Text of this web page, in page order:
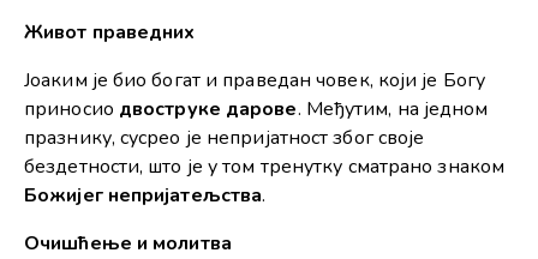
Живот праведних
Јоаким је био богат и праведан човек, који је Богу
приносио двоструке дарове. Међутим, на једном
празнику, сусрео је непријатност због своје
бездетности, што је у том тренутку сматрано знаком
Божијег непријатељства.
Очишћење и молитва